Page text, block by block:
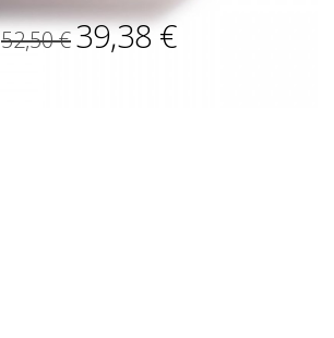
52,50 €39,38 €